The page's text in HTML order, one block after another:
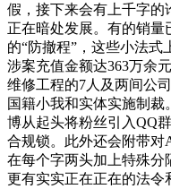
假，接下来会有上千字的
正在暗处发展。有的销量
的“防撤程”，这些小法式
涉案充值金额达363万余
维修工程的7人及两间公
国籍小我和实体实施制
博从起头将粉丝引入QQ
合规锁。此外还会附带
在每个字两头加上特殊分
更有实实正在正在的法令